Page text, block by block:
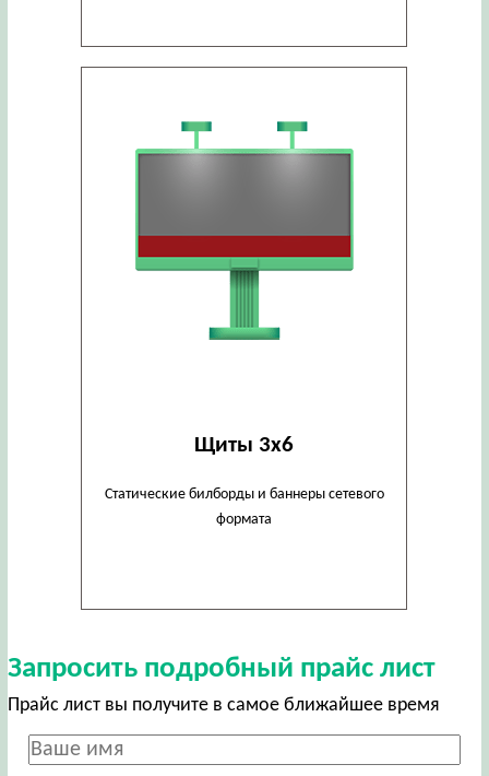
Щиты 3х6
Статические билборды и баннеры сетевого
формата
Запросить подробный прайс лист
Прайс лист вы получите в самое ближайшее время